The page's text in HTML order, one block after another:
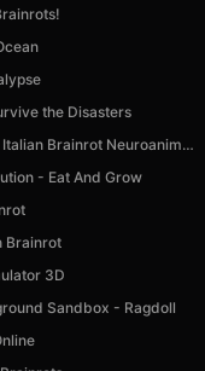
the Disasters
Mahjong Italian Brainrot Neuroanimals
- Eat And Grow
Brainrot
3D
Sandbox - Ragdoll